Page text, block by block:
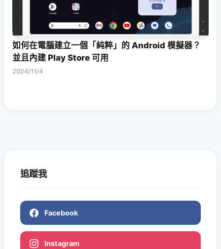
如何在電腦建立一個「純粹」的 Android 模擬器？
並且內建 Play Store 可用
2024/11/4
追蹤我
Facebook
Instagram